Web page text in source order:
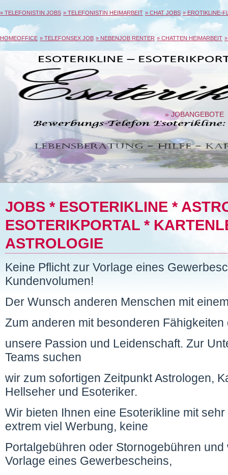
» JOBANGEBOTE
» TELEFONISTIN JOBS » TELEFONISTIN HEIMARBEIT » CHAT JOBS » EROTIKLINE-
HOMEOFFICE » TELEFONSEX JOB » NEBENJOB RENTER » CHATTEN HEIMARBEIT
JOBS * ESOTERIKLINE *
ESOTERIKPORTAL *
ASTROLOGIE
Keine Pflicht zur Vorlage eines
Kundenvolumen!
Der Wunsch anderen Menschen mit
Zum anderen mit besonderen
unsere Passion und Leidenschaft. Zur
Teams suchen
wir zum sofortigen Zeitpunkt Astrologen,
Hellseher und Esoteriker.
Wir bieten Ihnen eine Esoterikline mit
extrem viel Werbung, keine
Portalgebühren oder Stornogebühren
Vorlage eines Gewerbescheins,